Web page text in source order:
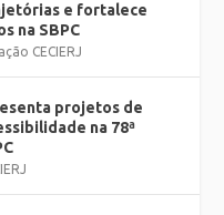
e fortalece
na SBPC
CECIERJ
projetos de
na 78ª